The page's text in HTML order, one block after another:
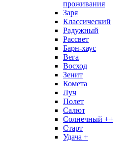
проживания
Заря
Классический
Радужный
Рассвет
Барн-хаус
Вега
Восход
Зенит
Комета
Луч
Полет
Салют
Солнечный ++
Старт
Удача +